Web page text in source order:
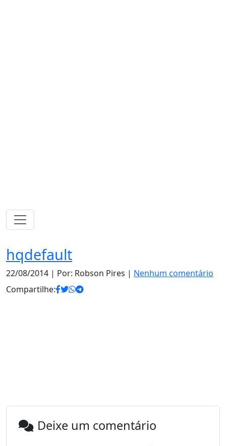
hqdefault
22/08/2014 | Por: Robson Pires | Nenhum comentário
Compartilhe:
Deixe um comentário